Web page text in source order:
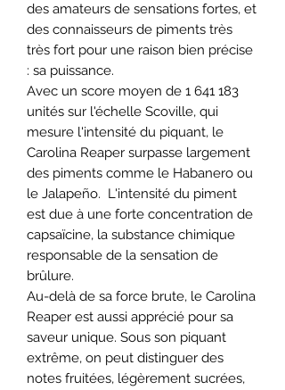
des amateurs de sensations fortes, et
des connaisseurs de piments très
très fort pour une raison bien précise
: sa puissance.
Avec un score moyen de 1 641 183
unités sur l'échelle Scoville, qui
mesure l'intensité du piquant, le
Carolina Reaper surpasse largement
des piments comme le Habanero ou
le Jalapeño. L'intensité du piment
est due à une forte concentration de
capsaïcine, la substance chimique
responsable de la sensation de
brûlure.
Au-delà de sa force brute, le Carolina
Reaper est aussi apprécié pour sa
saveur unique. Sous son piquant
extrême, on peut distinguer des
notes fruitées, légèrement sucrées,